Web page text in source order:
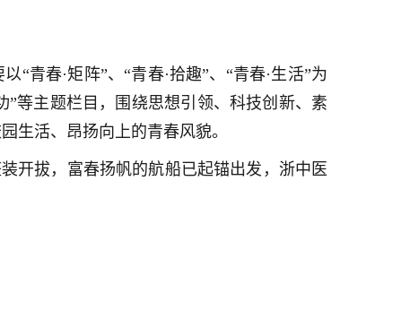
“青春·矩阵”、“青春·拾趣”、“青春·生活”为
”等主题栏目，围绕思想引领、科技创新、素
生活、昂扬向上的青春风貌。
开拔，富春扬帆的航船已起锚出发，浙中医